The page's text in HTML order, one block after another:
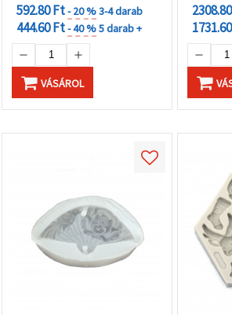
592.80 Ft- 20 %3-4 darab
444.60 Ft- 40 %5 darab +
VÁSÁROL